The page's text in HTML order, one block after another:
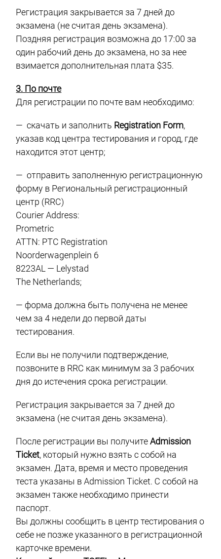
Регистрация закрывается за 7 дней до
экзамена (не считая день экзамена).
Поздняя регистрация возможна до 17:00 за
один рабочий день до экзамена, но за нее
взимается дополнительная плата $35.
3. По почте
Для регистрации по почте вам необходимо:
— скачать и заполнить Registration Form,
указав код центра тестирования и город, где
находится этот центр;
— отправить заполненную регистрационную
форму в Региональный регистрационный
центр (RRC)
Courier Address:
Prometric
ATTN: PTC Registration
Noorderwagenplein 6
8223AL — Lelystad
The Netherlands;
— форма должна быть получена не менее
чем за 4 недели до первой даты
тестирования.
Если вы не получили подтверждение,
позвоните в RRC как минимум за 3 рабочих
дня до истечения срока регистрации.
Регистрация закрывается за 7 дней до
экзамена (не считая день экзамена).
После регистрации вы получитеAdmission
Ticket, который нужно взять с собой на
экзамен. Дата, время и место проведения
теста указаны в Admission Ticket. С собой на
экзамен также необходимо принести
паспорт.
Вы должны сообщить в центр тестирования о
себе не позже указанного в регистрационной
карточке времени.